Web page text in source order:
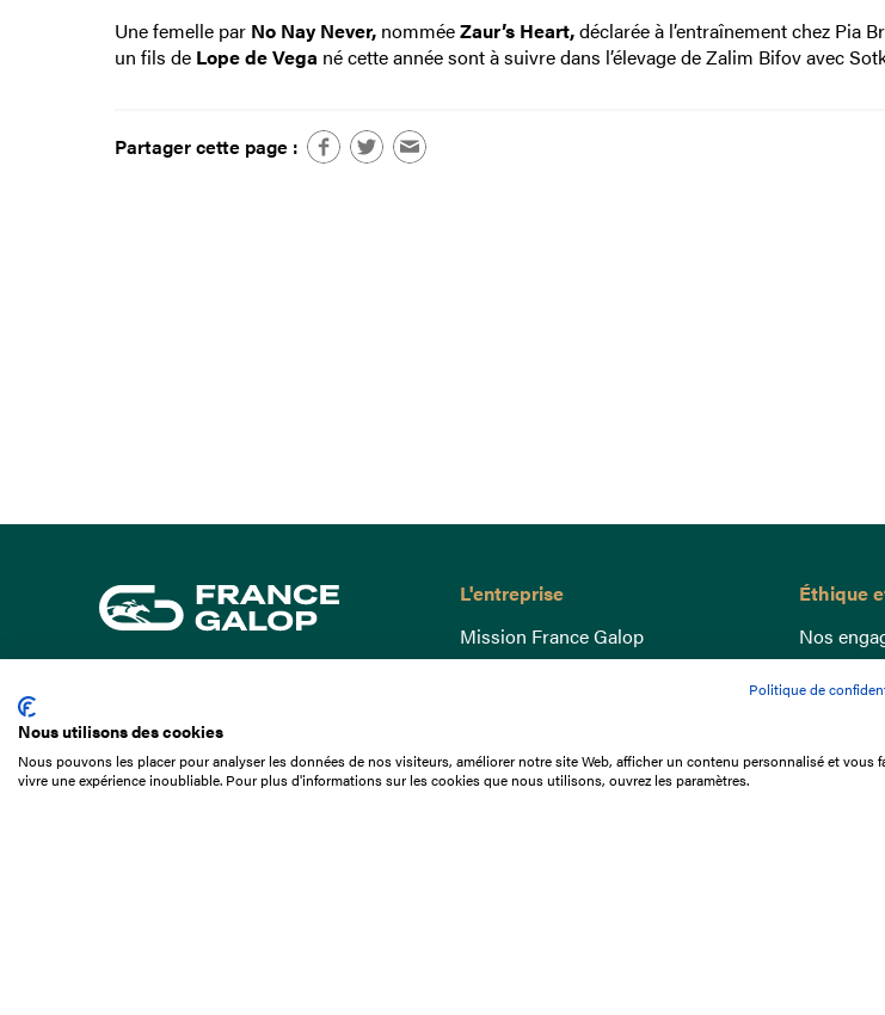
Une femelle par No Nay Never, nomméeZaur’s Heart,déclarée à l’entraînement chez Pia
un fils de Lope de Vega né cette année sont à suivre dans l’élevage de Zalim Bifov avec
Partager cette page :
01 49 10 20 29
L'entreprise
Mission France Galop
Gouvernance
Comprendre les courses
Docuthèque
Éthique
Nos
Lutte
Bien être
Index
Jeu
Politique de
Nous utilisons des cookies
Nous pouvons les placer pour analyser les données de nos visiteurs, améliorer notre site Web, afficher un contenu personnalisé et vous
vivre une expérience inoubliable. Pour plus d'informations sur les cookies que nous utilisons, ouvrez les paramètres.